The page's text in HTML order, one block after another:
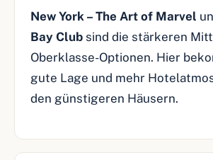
New York – The Art of Marvel
Bay Club sind die stärkeren
Oberklasse-Optionen. Hier
gute Lage und mehr
den günstigeren Häusern.